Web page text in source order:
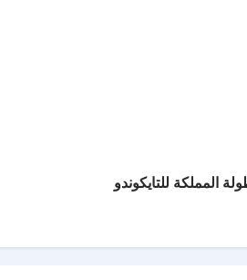
المملكة للتايكوندو